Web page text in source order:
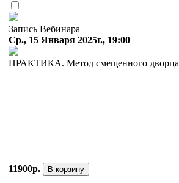
Запись Вебинара
Ср., 15 Января 2025г., 19:00
ПРАКТИКА. Метод смещенного дворца
11900р. В корзину